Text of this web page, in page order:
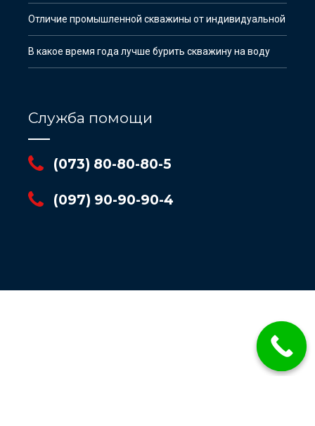
Отличие промышленной скважины от индивидуальной
В какое время года лучше бурить скважину на воду
Служба помощи
(073) 80-80-80-5
(097) 90-90-90-4